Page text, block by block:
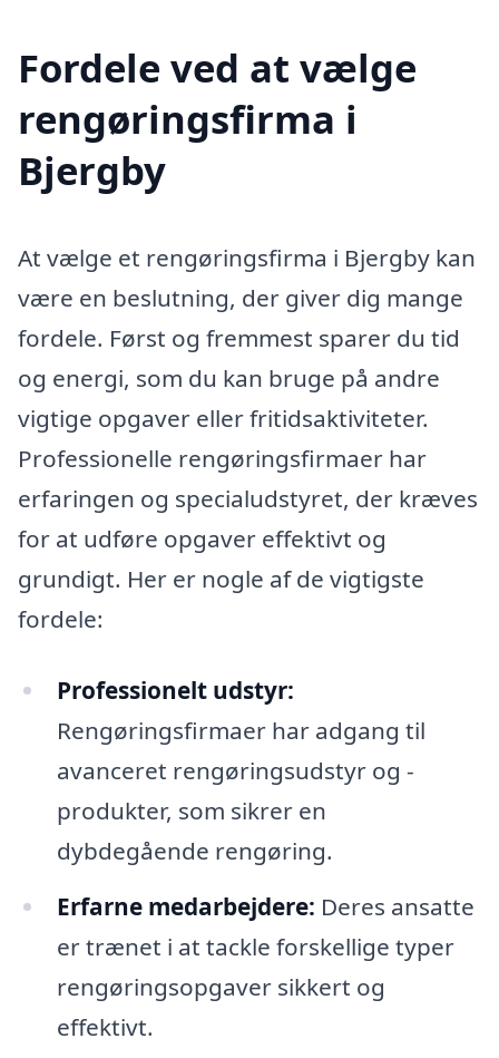
Fordele ved at vælge
rengøringsfirma i
Bjergby
At vælge et rengøringsfirma i Bjergby kan
være en beslutning, der giver dig mange
fordele. Først og fremmest sparer du tid
og energi, som du kan bruge på andre
vigtige opgaver eller fritidsaktiviteter.
Professionelle rengøringsfirmaer har
erfaringen og specialudstyret, der kræves
for at udføre opgaver effektivt og
grundigt. Her er nogle af de vigtigste
fordele:
Professionelt udstyr:
Rengøringsfirmaer har adgang til
avanceret rengøringsudstyr og -
produkter, som sikrer en
dybdegående rengøring.
Erfarne medarbejdere: Deres ansatte
er trænet i at tackle forskellige typer
rengøringsopgaver sikkert og
effektivt.